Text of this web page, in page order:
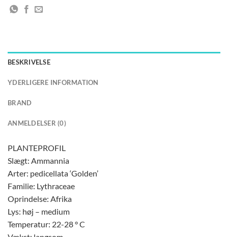
BESKRIVELSE
YDERLIGERE INFORMATION
BRAND
ANMELDELSER (0)
PLANTEPROFIL
Slægt: Ammannia
Arter: pedicellata ‘Golden’
Familie: Lythraceae
Oprindelse: Afrika
Lys: høj – medium
Temperatur: 22-28 ° C